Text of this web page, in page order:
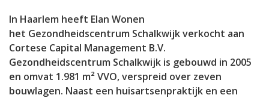
In Haarlem heeft Elan Wonen
het Gezondheidscentrum Schalkwijk verkocht aan
Cortese Capital Management B.V.
Gezondheidscentrum Schalkwijk is gebouwd in 2005
en omvat 1.981 m² VVO, verspreid over zeven
bouwlagen. Naast een huisartsenpraktijk en een